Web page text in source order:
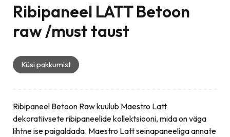
Ribipaneel LATT Betoon
raw /must taust
Küsi pakkumist
Ribipaneel Betoon Raw kuulub Maestro Latt
dekoratiivsete ribipaneelide kollektsiooni, mida on väga
lihtne ise paigaldada. Maestro Latt seinapaneeliga annate